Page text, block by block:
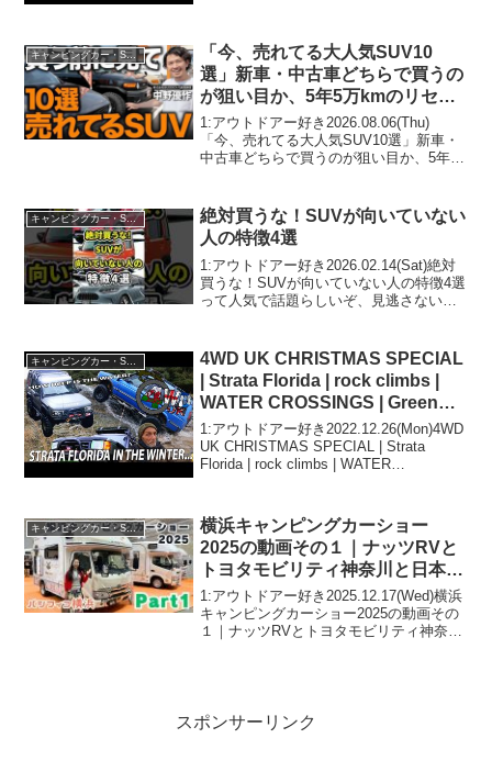
キャンピングカー・SUV人気車種
「今、売れてる大人気SUV10
選」新車・中古車どちらで買うの
が狙い目か、5年5万kmのリセー
ルTier表でプロが格付けしながら
徹底解説します！
1:アウトドアー好き2026.08.06(Thu)
「今、売れてる大人気SUV10選」新車・
中古車どちらで買うのが狙い目か、5年5
らしいぞ、見逃さない...
キャンピングカー・SUV人気車種
絶対買うな！SUVが向いていない
人の特徴4選
1:アウトドアー好き2026.02.14(Sat)絶対
買うな！SUVが向いていない人の特徴4選
って人気で話題らしいぞ、見逃さない
アウトドアー好き2026.02....
4WD UK CHRISTMAS SPECIAL
| Strata Florida | rock climbs |
WATER CROSSINGS | Green
Laning | 4WDUK
1:アウトドアー好き2022.12.26(Mon)4WD
UK CHRISTMAS SPECIAL | Strata
Florida | rock climbs | WATER
キャンピングカー・SUV人気車種
横浜キャンピングカーショー
2025の動画その１｜ナッツRVと
トヨタモビリティ神奈川と日本
RV協会とルートシックスとダイ
レクトカーズ
1:アウトドアー好き2025.12.17(Wed)横浜
キャンピングカーショー2025の動画その
１｜ナッツRVとトヨタモビリティ神奈川
スポンサーリンク